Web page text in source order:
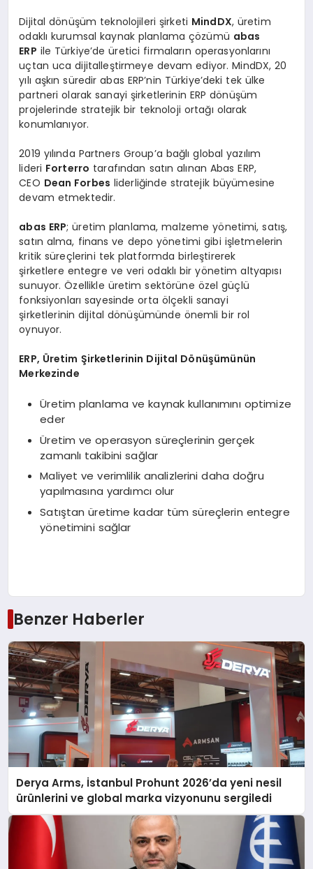
Dijital dönüşüm teknolojileri şirketi MindDX, üretim
odaklı kurumsal kaynak planlama çözümü abas
ERP ile Türkiye’de üretici firmaların operasyonlarını
uçtan uca dijitalleştirmeye devam ediyor. MindDX, 20
yılı aşkın süredir abas ERP’nin Türkiye’deki tek ülke
partneri olarak sanayi şirketlerinin ERP dönüşüm
projelerinde stratejik bir teknoloji ortağı olarak
konumlanıyor.
2019 yılında Partners Group’a bağlı global yazılım
lideri Forterro tarafından satın alınan Abas ERP,
CEO Dean Forbes liderliğinde stratejik büyümesine
devam etmektedir.
abas ERP; üretim planlama, malzeme yönetimi, satış,
satın alma, finans ve depo yönetimi gibi işletmelerin
kritik süreçlerini tek platformda birleştirerek
şirketlere entegre ve veri odaklı bir yönetim altyapısı
sunuyor. Özellikle üretim sektörüne özel güçlü
fonksiyonları sayesinde orta ölçekli sanayi
şirketlerinin dijital dönüşümünde önemli bir rol
oynuyor.
ERP, Üretim Şirketlerinin Dijital Dönüşümünün
Merkezinde
Üretim planlama ve kaynak kullanımını optimize
eder
Üretim ve operasyon süreçlerinin gerçek
zamanlı takibini sağlar
Maliyet ve verimlilik analizlerini daha doğru
yapılmasına yardımcı olur
Satıştan üretime kadar tüm süreçlerin entegre
yönetimini sağlar
Benzer Haberler
Derya Arms, İstanbul Prohunt 2026’da yeni nesil
ürünlerini ve global marka vizyonunu sergiledi